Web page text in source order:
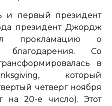
и первый президент
президент Джордж
прокламацию о
Со
в
который
четверг ноября
на 20-е число). Этот